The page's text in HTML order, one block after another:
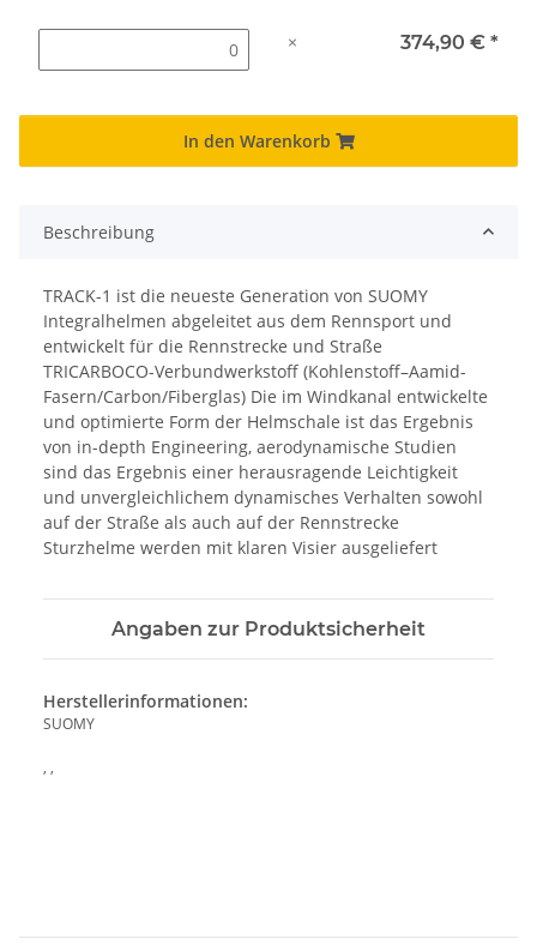
× 374,90 € *
In den Warenkorb
Beschreibung
TRACK-1 ist die neueste Generation von SUOMY
Integralhelmen abgeleitet aus dem Rennsport und
entwickelt für die Rennstrecke und Straße
TRICARBOCO-Verbundwerkstoff (Kohlenstoff–Aamid-
Fasern/Carbon/Fiberglas) Die im Windkanal entwickelte
und optimierte Form der Helmschale ist das Ergebnis
von in-depth Engineering, aerodynamische Studien
sind das Ergebnis einer herausragende Leichtigkeit
und unvergleichlichem dynamisches Verhalten sowohl
auf der Straße als auch auf der Rennstrecke
Sturzhelme werden mit klaren Visier ausgeliefert
Angaben zur Produktsicherheit
Herstellerinformationen:
SUOMY
, ,